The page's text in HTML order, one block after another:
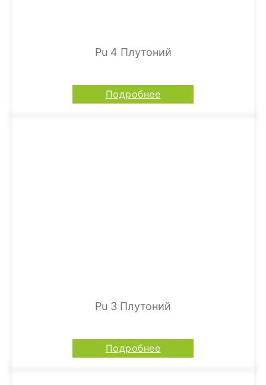
Pu 4 Плутоний
Подробнее
Pu 3 Плутоний
Подробнее